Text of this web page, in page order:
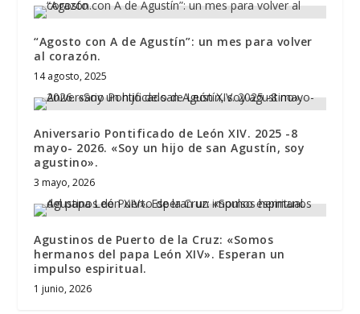
“Agosto con A de Agustín”: un mes para volver
al corazón.
14 agosto, 2025
Aniversario Pontificado de León XIV. 2025 -8
mayo- 2026. «Soy un hijo de san Agustín, soy
agustino».
3 mayo, 2026
Agustinos de Puerto de la Cruz: «Somos
hermanos del papa León XIV». Esperan un
impulso espiritual.
1 junio, 2026